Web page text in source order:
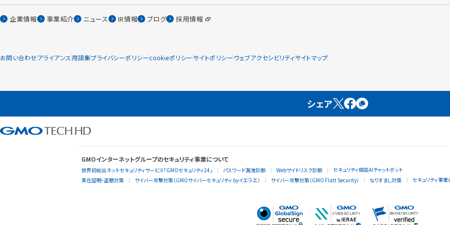
企業情報 事業紹介 ニュース IR情報 ブログ 採用情報
お問い合わせアライアンス 用語集プライバシーポリシーcookieポリシーサイトポリシー ウェブアクセシビリティサイトマップ
シェア
GMOインターネットグループのセキュリティ事業について
世界初総合ネットセキュリティサービス「GMOセキュリティ24」 パスワード漏洩診断 Webサイトリスク診断
セキュリティ相談AIチャットボット
実在証明・盗聴対策
サイバー攻撃対策（GMOサイバーセキュリティ byイエラエ） サイバー攻撃対策（GMO Flatt Security） なりすまし対策 セキュリティ事